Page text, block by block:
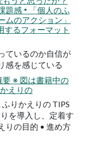
題感 • 「個人のふ
のアクション」
するフォーマット
ているのか自信が
感を感じている
※ 図は書籍中の
えりの
りかえりの TIPS
を導入し、定着す
りの目的 • 進め方